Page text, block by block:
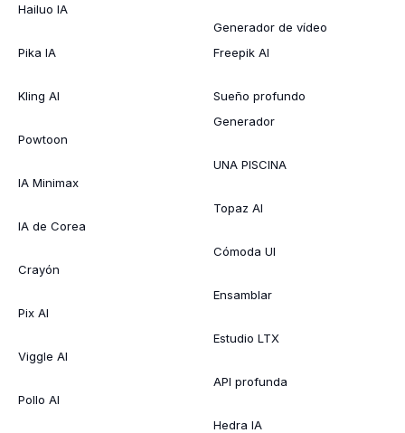
Hailuo IA
Pika IA
Kling AI
Powtoon
IA Minimax
IA de Corea
Crayón
Pix AI
Viggle AI
Pollo AI
Generador de vídeo
Freepik AI
Sueño profundo
Generador
UNA PISCINA
Topaz AI
Cómoda UI
Ensamblar
Estudio LTX
API profunda
Hedra IA